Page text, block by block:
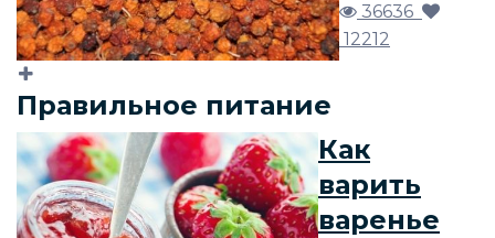
36636
12212
Правильное питание
Как
варить
варенье